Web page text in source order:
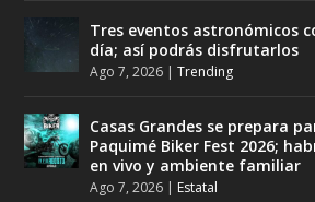
Tres eventos astronómicos
día; así podrás disfrutarlos
Ago 7, 2026 |Trending
Casas Grandes se prepara
Paquimé Biker Fest 2026;
en vivo y ambiente familiar
Ago 7, 2026 | Estatal